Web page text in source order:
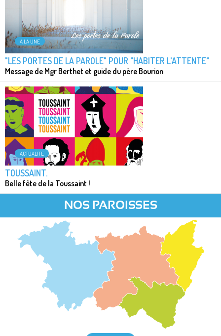
A LA UNE
"LES PORTES DE LA PAROLE" POUR "HABITER L'ATTENTE"
Message de Mgr Berthet et guide du père Bourion
ACTUALITÉ
TOUSSAINT.
Belle fête de la Toussaint !
NOS PAROISSES